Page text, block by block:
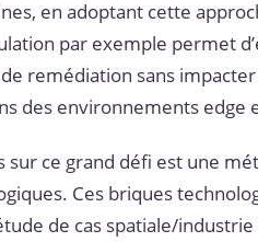
en adoptant cette
par exemple permet
remédiation sans
des environnements edge
ce grand défi est une
Ces briques
de cas spatiale/